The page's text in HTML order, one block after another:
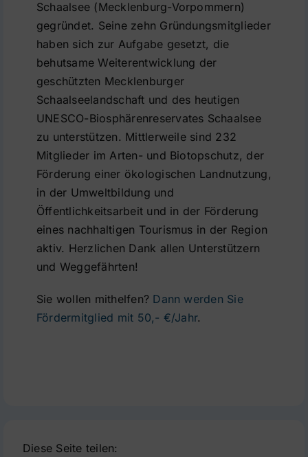
Schaalsee (Mecklenburg-Vorpommern)
gegründet. Seine zehn Gründungsmitglieder
haben sich zur Aufgabe gesetzt, die
behutsame Weiterentwicklung der
geschützten Mecklenburger
Schaalseelandschaft und des heutigen
UNESCO-Biosphärenreservates Schaalsee
zu unterstützen. Mittlerweile sind 232
Mitglieder im Arten- und Biotopschutz, der
Förderung einer ökologischen Landnutzung,
in der Umweltbildung und
Öffentlichkeitsarbeit und in der Förderung
eines nachhaltigen Tourismus in der Region
aktiv. Herzlichen Dank allen Unterstützern
und Weggefährten!
Sie wollen mithelfen? Dann werden Sie
Fördermitglied mit 50,- €/Jahr.
Diese Seite teilen: